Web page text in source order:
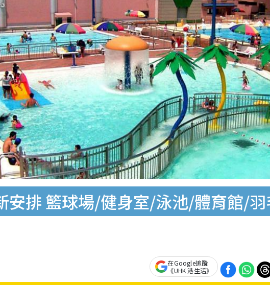
安排 籃球場/健身室/泳池/體育館/
在Google追蹤
《UHK 港生活》